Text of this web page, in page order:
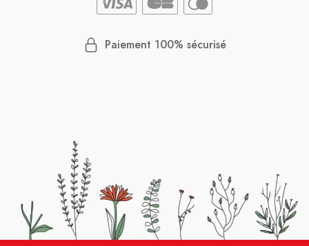
Paiement 100% sécurisé